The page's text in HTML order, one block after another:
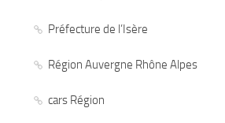
Préfecture de l’Isère
Région Auvergne Rhône Alpes
cars Région